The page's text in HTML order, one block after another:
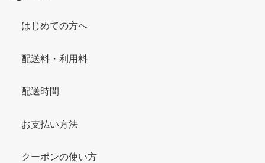
はじめての方へ
配送料・利用料
配送時間
お支払い方法
クーポンの使い方